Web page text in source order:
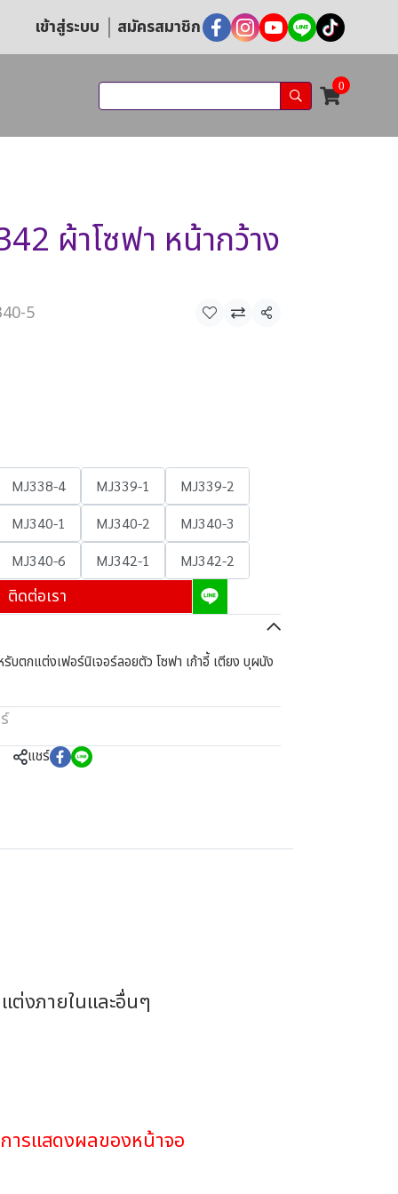
เข้าสู่ระบบ สมัครสมาชิก
0
ผ้าโซฟา หน้ากว้าง
5 แชร์
MJ338-4 MJ339-1
MJ339-2
MJ340-1 MJ340-2
MJ340-3
MJ340-6 MJ342-1 MJ342-2
ติดต่อเรา
ตกแต่งเฟอร์นิเจอร์ลอยตัว โซฟา เก้าอี้ เตียง บุผนัง
แชร์
ต่งภายในและอื่นๆ
ารแสดงผลของหน้าจอ